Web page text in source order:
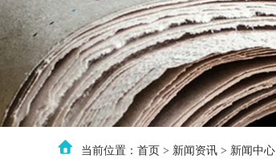
当前位置： 首页 > 新闻资讯 > 新闻中心